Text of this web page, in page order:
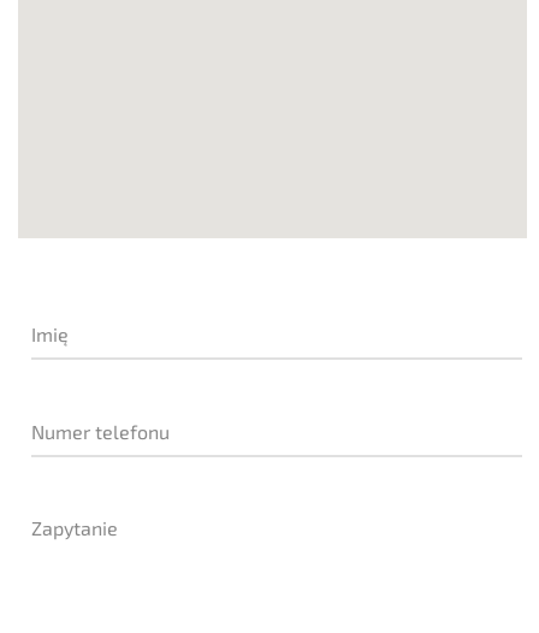
Imię
Numer telefonu
Zapytanie